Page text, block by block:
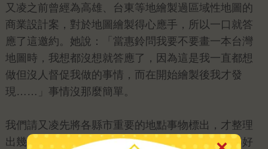
又凌之前曾經為高雄、台東等地繪製過區域性地圖的
商業設計案，對於地圖繪製得心應手，所以一口就答
應了這邀約。她說：「當惠鈴問我要不要畫一本台灣
地圖時，我想都沒想就答應了，因為這是我一直都想
做但沒人督促我做的事情，而在開始繪製後我才發
現……」事情沒那麼簡單。
我們請又凌先將各縣市重要的地點事物標出，才整理
出幾個縣市，又凌就很想投降。「我對台灣的了解好